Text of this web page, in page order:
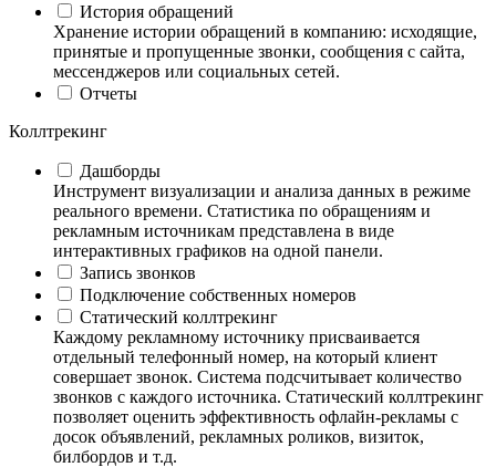
История обращений
Хранение истории обращений в компанию: исходящие,
принятые и пропущенные звонки, сообщения с сайта,
мессенджеров или социальных сетей.
Отчеты
Коллтрекинг
Дашборды
Инструмент визуализации и анализа данных в режиме
реального времени. Статистика по обращениям и
рекламным источникам представлена в виде
интерактивных графиков на одной панели.
Запись звонков
Подключение собственных номеров
Статический коллтрекинг
Каждому рекламному источнику присваивается
отдельный телефонный номер, на который клиент
совершает звонок. Система подсчитывает количество
звонков с каждого источника. Статический коллтрекинг
позволяет оценить эффективность офлайн-рекламы с
досок объявлений, рекламных роликов, визиток,
билбордов и т.д.